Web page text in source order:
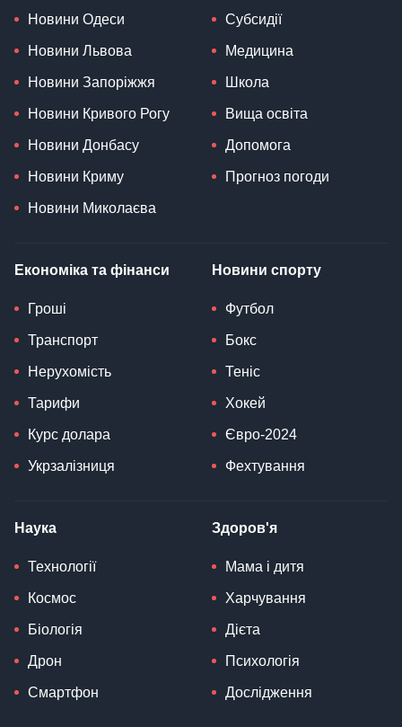
Новини Одеси
Новини Львова
Новини Запоріжжя
Новини Кривого Рогу
Новини Донбасу
Новини Криму
Новини Миколаєва
Субсидії
Медицина
Школа
Вища освіта
Допомога
Прогноз погоди
Економіка та фінанси
Гроші
Транспорт
Нерухомість
Тарифи
Курс долара
Укрзалізниця
Новини спорту
Футбол
Бокс
Теніс
Хокей
Євро-2024
Фехтування
Наука
Технології
Космос
Біологія
Дрон
Смартфон
Здоров'я
Мама і дитя
Харчування
Дієта
Психологія
Дослідження